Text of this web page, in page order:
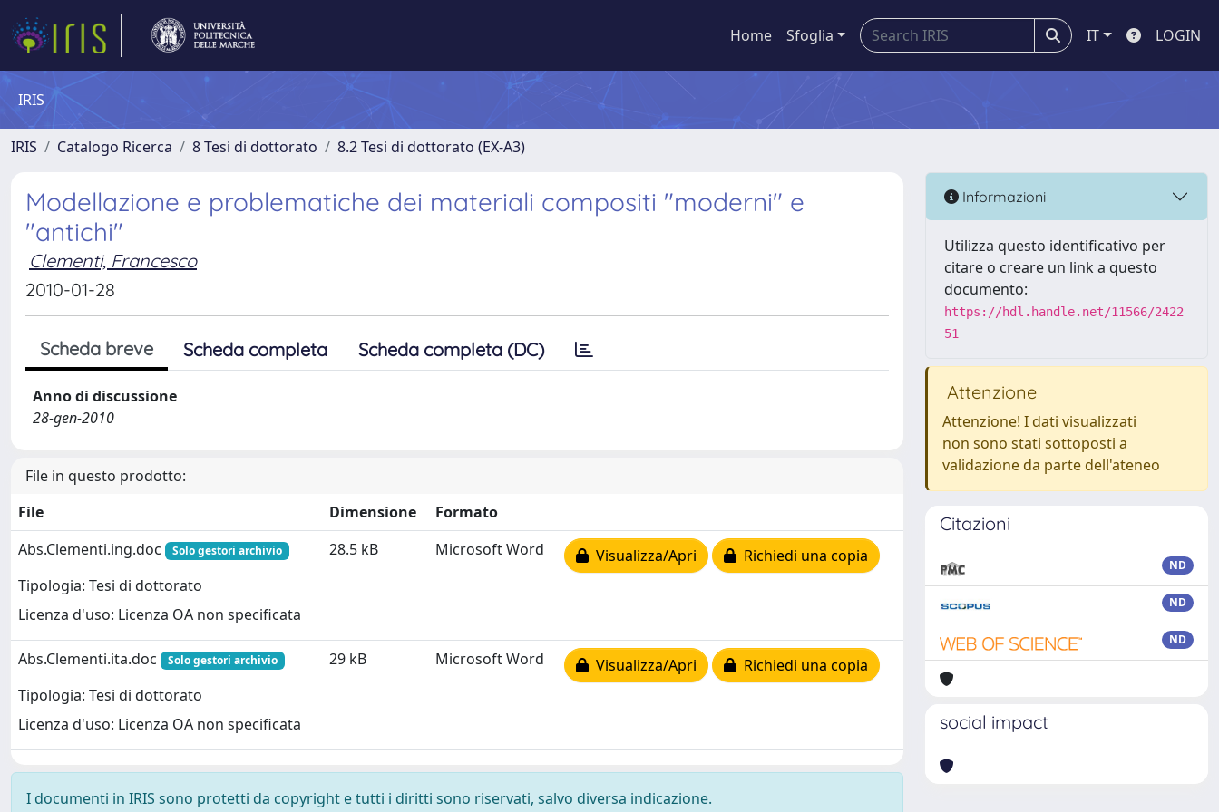
Home Sfoglia IT LOGIN
IRIS
IRIS Catalogo Ricerca 8 Tesi di dottorato 8.2 Tesi di dottorato (EX-A3)
Modellazione e problematiche dei materiali compositi "moderni" e
"antichi"
Clementi, Francesco
2010-01-28
Scheda breve Scheda completa Scheda completa (DC)
Anno di discussione
28-gen-2010
File in questo prodotto:
File
Dimensione
Formato
Abs.Clementi.ing.doc
Solo gestori archivio
Tipologia: Tesi di dottorato
Licenza d'uso: Licenza OA non specificata
28.5 kB Microsoft Word Visualizza/Apri Richiedi una copia
Abs.Clementi.ita.doc Solo gestori archivio
Tipologia: Tesi di dottorato
Licenza d'uso: Licenza OA non specificata
29 kB Microsoft Word Visualizza/Apri Richiedi una copia
I documenti in IRIS sono protetti da copyright e tutti i diritti sono riservati, salvo diversa indicazione.
Informazioni
Utilizza questo identificativo per
citare o creare un link a questo
documento:
https://hdl.handle.net/11566/2422
51
Attenzione
Attenzione! I dati visualizzati
non sono stati sottoposti a
validazione da parte dell'ateneo
Citazioni
ND
ND
ND
social impact